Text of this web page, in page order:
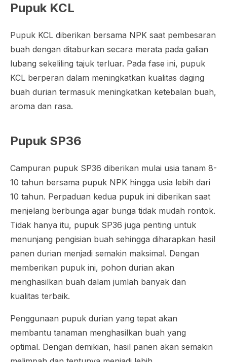
Pupuk KCL
Pupuk KCL diberikan bersama NPK saat pembesaran
buah dengan ditaburkan secara merata pada galian
lubang sekeliling tajuk terluar. Pada fase ini, pupuk
KCL berperan dalam meningkatkan kualitas daging
buah durian termasuk meningkatkan ketebalan buah,
aroma dan rasa.
Pupuk SP36
Campuran pupuk SP36 diberikan mulai usia tanam 8-
10 tahun bersama pupuk NPK hingga usia lebih dari
10 tahun. Perpaduan kedua pupuk ini diberikan saat
menjelang berbunga agar bunga tidak mudah rontok.
Tidak hanya itu, pupuk SP36 juga penting untuk
menunjang pengisian buah sehingga diharapkan hasil
panen durian menjadi semakin maksimal. Dengan
memberikan pupuk ini, pohon durian akan
menghasilkan buah dalam jumlah banyak dan
kualitas terbaik.
Penggunaan pupuk durian yang tepat akan
membantu tanaman menghasilkan buah yang
optimal. Dengan demikian, hasil panen akan semakin